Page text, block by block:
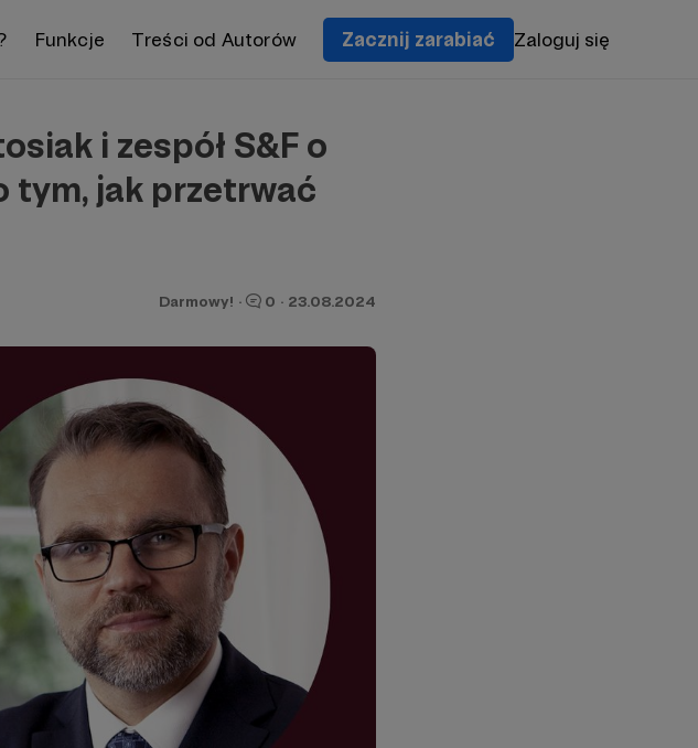
Funkcje Treści od Autorów Zacznij zarabiać Zaloguj się
i zespół S&F o
tym, jak przetrwać
Darmowy! · 0 · 23.08.2024